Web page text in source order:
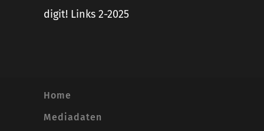
digit! Links 2-2025
Home
Mediadaten